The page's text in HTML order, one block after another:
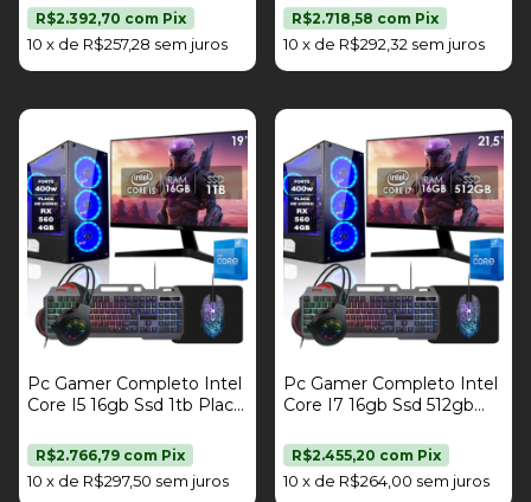
4gb Kit Gamer Monitor
21,5" Fonte 400W Strong
Tech
10 x de R$257,28 sem juros
R$2.392,70 com Pix
Gamer Monitor 17" Fonte
400W Strong Tech
10 x de R$292,32 sem juros
R$2.718,58 com Pix
Pc Gamer Completo Intel
Core I5 16gb Ssd 1tb Placa
Gamer Monitor 19" Fonte
400W Strong Tech
10 x de R$297,50 sem juros
R$2.766,79 com Pix
Pc Gamer Completo Intel
Core I7 16gb Ssd 512gb
4gb Kit Gamer Monitor
21,5" Fonte 400W Strong
Tech
10 x de R$264,00 sem juros
R$2.455,20 com Pix